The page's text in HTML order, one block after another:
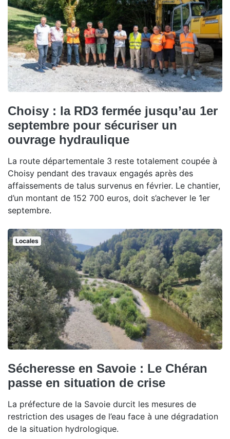
Choisy : la RD3 fermée jusqu’au 1er
septembre pour sécuriser un
ouvrage hydraulique
La route départementale 3 reste totalement coupée à
Choisy pendant des travaux engagés après des
affaissements de talus survenus en février. Le chantier,
d’un montant de 152 700 euros, doit s’achever le 1er
septembre.
Locales
Sécheresse en Savoie : Le Chéran
passe en situation de crise
La préfecture de la Savoie durcit les mesures de
restriction des usages de l’eau face à une dégradation
de la situation hydrologique.